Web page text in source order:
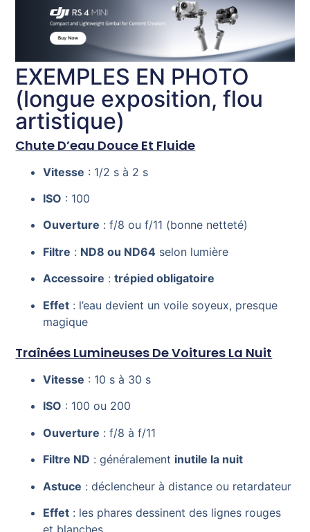
EXEMPLES EN PHOTO
(longue exposition, flou
artistique)
Chute D’eau Douce Et Fluide
Vitesse : 1/2 s à 2 s
ISO : 100
Ouverture : f/8 ou f/11 (bonne netteté)
Filtre : ND8 ou ND64 selon lumière
Accessoire :trépied obligatoire
Effet : l’eau devient un voile soyeux, presque
magique
Traînées Lumineuses De Voitures La Nuit
Vitesse : 10 s à 30 s
ISO : 100 ou 200
Ouverture : f/8 à f/11
Filtre ND : généralement inutile la nuit
Astuce : déclencheur à distance ou retardateur
Effet : les phares dessinent des lignes rouges
et blanches